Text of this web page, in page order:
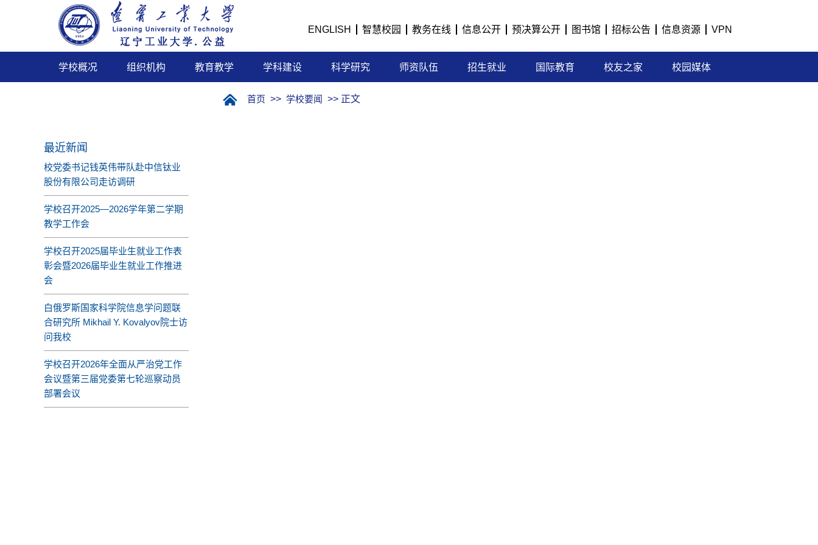
ENGLISH 智慧校园 教务在线 信息公开 预决算公开 图书馆 招标公告 信息资源 VPN
学校概况 组织机构 教育教学 学科建设 科学研究 师资队伍 招生就业 国际教育 校友之家 校园媒体
最近新闻
校党委书记钱英伟带队赴中信钛业
股份有限公司走访调研
学校召开2025—2026学年第二学期
教学工作会
学校召开2025届毕业生就业工作表
彰会暨2026届毕业生就业工作推进
会
白俄罗斯国家科学院信息学问题联
合研究所 Mikhail Y. Kovalyov院士访
问我校
学校召开2026年全面从严治党工作
会议暨第三届党委第七轮巡察动员
部署会议
首页 >> 学校要闻 >> 正文